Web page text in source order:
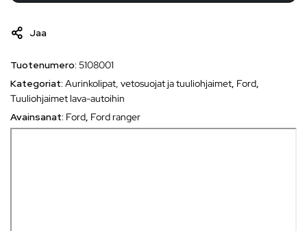
Jaa
Tuotenumero: 5108001
Kategoriat: Aurinkolipat, vetosuojat ja tuuliohjaimet, Ford,
Tuuliohjaimet lava-autoihin
Avainsanat: Ford, Ford ranger